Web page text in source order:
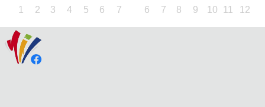
1
2 3 4 5 6 7
6
7 8 9 10 11 12